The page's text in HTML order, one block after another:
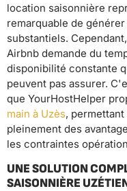
location saisonnière
remarquable de
substantiels.
Airbnb demande du
disponibilité constante
peuvent pas assurer.
que YourHostHelper
main à Uzès,
pleinement des
les contraintes
UNE SOLUTION
SAISONNIÈRE